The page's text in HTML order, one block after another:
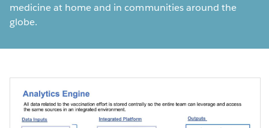
medicine at home and in communities around the
globe.